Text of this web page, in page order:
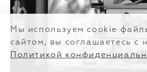
Мы используем cookie
сайтом, вы соглашаетесь с
Политикой